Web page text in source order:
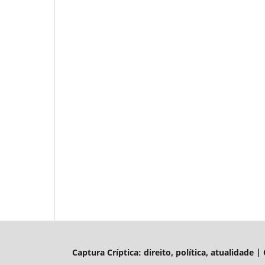
Captura Críptica: direito, política, atualidade |